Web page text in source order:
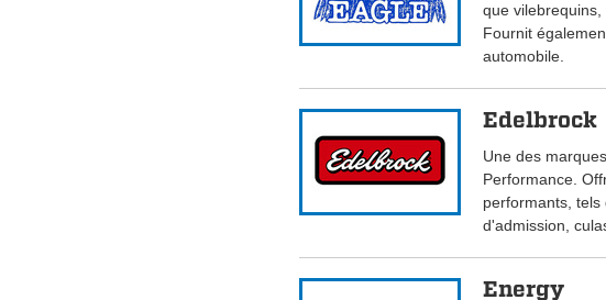
que vilebrequins,
Fournit
automobile.
Edelbrock
Une des
Performance.
performants,
d'admission,
Energy